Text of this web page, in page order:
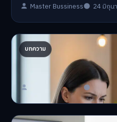
Master Bussiness 24 มิถุน
บทความ
ปรับพอร์ตรับ ‘เงินดิจิทัล
ให้พัง
'เงินดิจิทัล 2.0' มาแล…
Master Bussiness 23 มิถุ